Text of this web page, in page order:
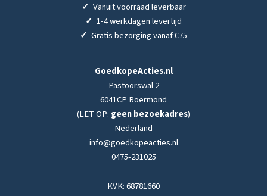
✓ Vanuit voorraad leverbaar
✓ 1-4 werkdagen levertijd
✓ Gratis bezorging vanaf €75
GoedkopeActies.nl
Pastoorswal 2
6041CP Roermond
(LET OP: geen bezoekadres)
Nederland
info@goedkopeacties.nl
0475-231025
KVK: 68781660